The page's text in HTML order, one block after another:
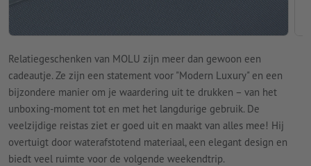
Relatiegeschenken van MOLU zijn meer dan gewoon een
cadeautje. Ze zijn een statement voor "Modern Luxury" en een
bijzondere manier om je waardering uit te drukken – van het
unboxing-moment tot en met het langdurige gebruik. De
veelzijdige reistas ziet er goed uit en maakt van alles mee! Hij
overtuigt door waterafstotend materiaal, een elegant design en
biedt veel ruimte voor de volgende weekendtrip.